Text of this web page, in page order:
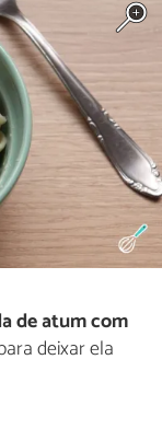
de atum com
deixar ela